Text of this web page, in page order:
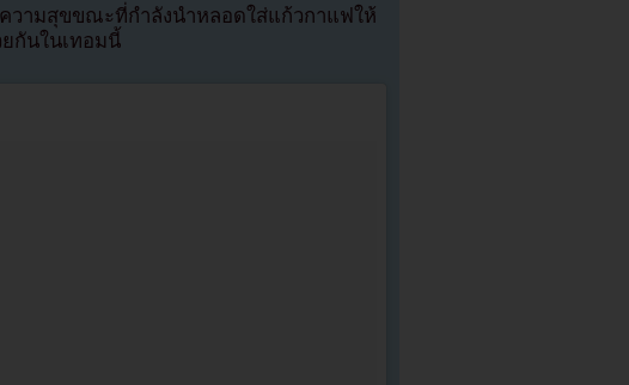
วามสุขขณะที่กำลังนำหลอดใส่แก้วกาแฟให้
กันในเทอมนี้